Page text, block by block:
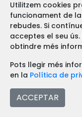
sempre estem
mantenir
estem sempre
molt demandant
partir de gener
l'alumnat és
quaranta anys
temps, i ara la
Utilitzem cookies
funcionament de
rebudes. Si
acceptes el seu
obtindre més
Pots llegir més
en la Política de
ACCEPTAR